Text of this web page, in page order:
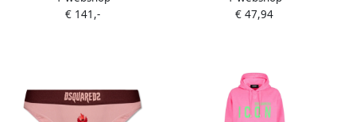
€ 141,-
€ 47,94